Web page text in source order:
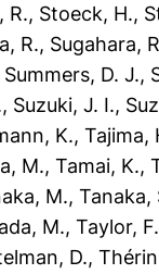
R., Stoeck, H.,
R., Sugahara,
Summers, D. J.,
, Suzuki, J. I.,
K., Tajima,
M., Tamai, K.,
M., Tanaka,
M., Taylor, F.
D.,